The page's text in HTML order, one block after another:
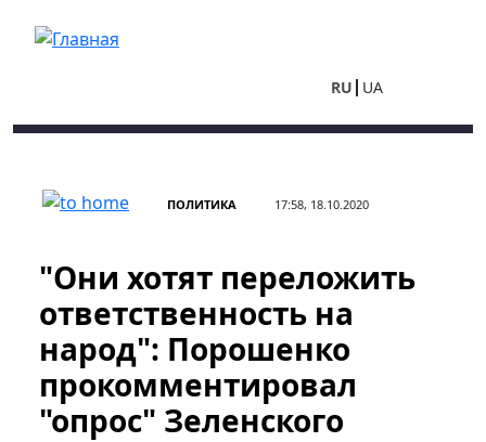
RU UA
ПОЛИТИКА 17:58, 18.10.2020
"Они хотят переложить
ответственность на
народ": Порошенко
прокомментировал
"опрос" Зеленского